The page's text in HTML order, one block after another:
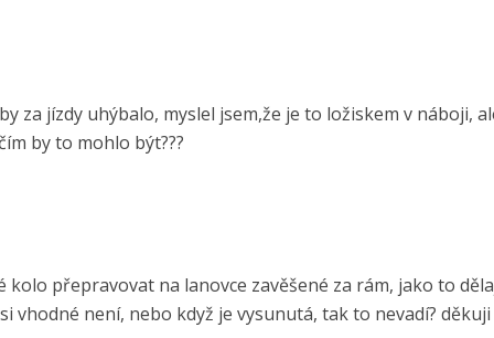
za jízdy uhýbalo, myslel jsem,že je to ložiskem v náboji,
by to mohlo být???
přepravovat na lanovce zavěšené za rám, jako to
vhodné není, nebo když je vysunutá, tak to nevadí? děkuji